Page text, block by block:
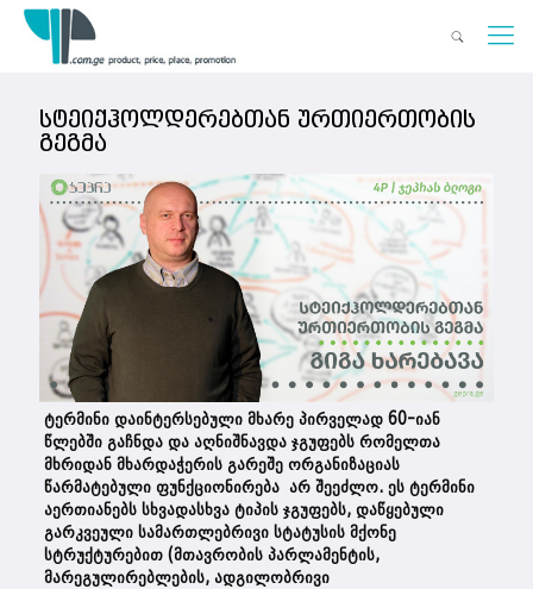
სტეიქჰოლდერებთან ურთიერთობის
გეგმა
ტერმინი დაინტერსებული მხარე პირველად 60-იან
წლებში გაჩნდა და აღნიშნავდა ჯგუფებს რომელთა
მხრიდან მხარდაჭერის გარეშე ორგანიზაციას
წარმატებული ფუნქციონირება არ შეეძლო. ეს ტერმინი
აერთიანებს სხვადასხვა ტიპის ჯგუფებს, დაწყებული
გარკვეული სამართლებრივი სტატუსის მქონე
სტრუქტურებით (მთავრობის პარლამენტის,
მარეგულირებლების, ადგილობრივი